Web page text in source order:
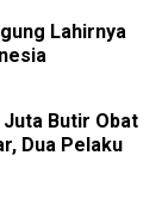
Lahirnya
Butir Obat
Dua Pelaku